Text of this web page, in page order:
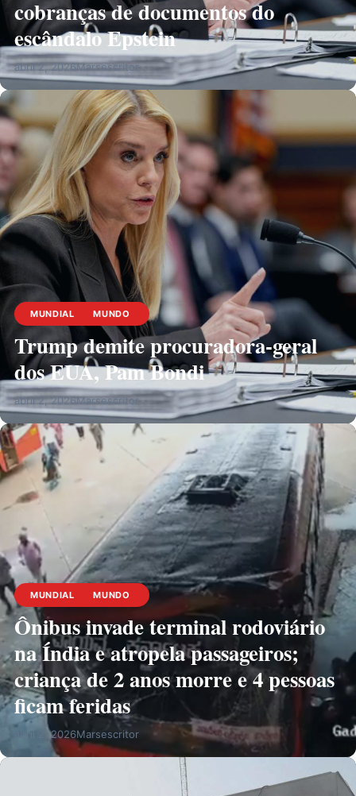
cobranças de documentos do
escândalo Epstein
abril 2, 2026Marsescritor
MUNDIAL MUNDO
Trump demite procuradora-geral
dos EUA, Pam Bondi
abril 2, 2026Marsescritor
MUNDIAL MUNDO
Ônibus invade terminal rodoviário
na Índia e atropela passageiros;
criança de 2 anos morre e 4 pessoas
ficam feridas
abril 2, 2026Marsescritor